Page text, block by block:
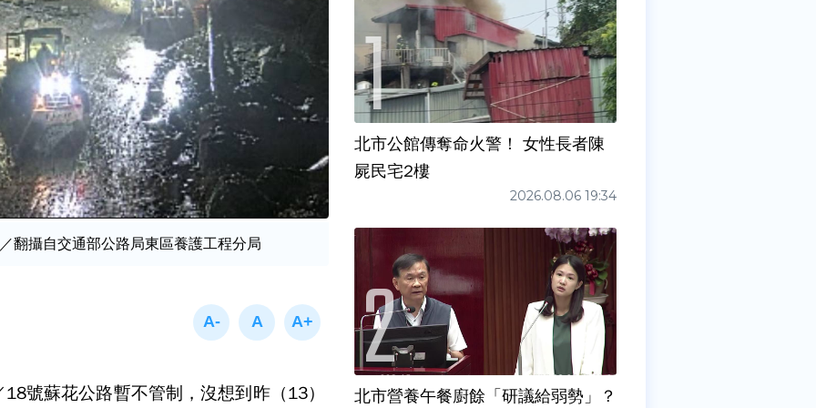
翻攝自交通部公路局東區養護工程分局
號蘇花公路暫不管制，沒想到昨（13）
北市公館傳奪命火警！ 女性長者陳
屍民宅2樓
2026.08.06 19:34
北市營養午餐廚餘「研議給弱勢」？